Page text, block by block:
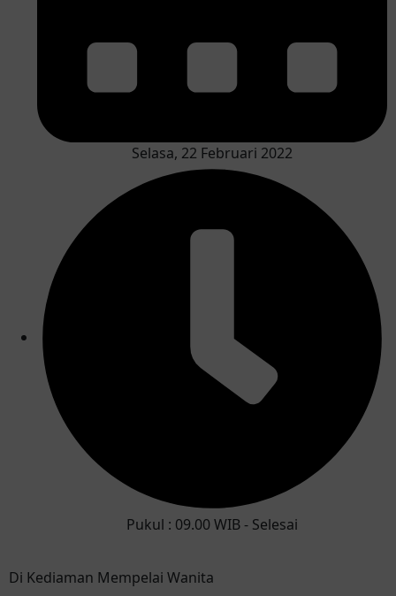
Selasa, 22 Februari 2022
Pukul : 09.00 WIB - Selesai
Di Kediaman Mempelai Wanita